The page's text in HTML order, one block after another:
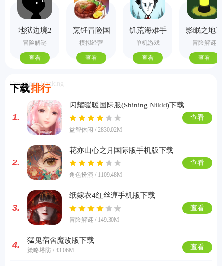
地狱边境2
手机版
冒险解谜
查看
烹饪冒险国
际服
模拟经营
查看
饥荒海难手
机版
单机游戏
查看
影眠之地
式版
冒险解谜
查看
下载排行
Download Ranking
1.
闪耀暖暖国际服(Shining Nikki)下载
益智休闲 / 2830.02M
查看
2.
花亦山心之月国际版手机版下载
角色扮演 / 1109.48M
查看
3.
纸嫁衣4红丝缠手机版下载
冒险解谜 / 149.30M
查看
4. 猛鬼宿舍魔改版下载
策略塔防 / 83.06M 查看